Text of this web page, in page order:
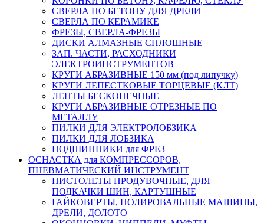
СВЕРЛА ПО БЕТОНУ ДЛЯ ДРЕЛИ
СВЕРЛА ПО КЕРАМИКЕ
ФРЕЗЫ, СВЕРЛА-ФРЕЗЫ
ДИСКИ АЛМАЗНЫЕ СПЛОШНЫЕ
ЗАП. ЧАСТИ, РАСХОДНИКИ
ЭЛЕКТРОИНСТРУМЕНТОВ
КРУГИ АБРАЗИВНЫЕ 150 мм (под липучку)
КРУГИ ЛЕПЕСТКОВЫЕ ТОРЦЕВЫЕ (КЛТ)
ЛЕНТЫ БЕСКОНЕЧНЫЕ
КРУГИ АБРАЗИВНЫЕ ОТРЕЗНЫЕ ПО
МЕТАЛЛУ
ПИЛКИ ДЛЯ ЭЛЕКТРОЛОБЗИКА
ПИЛКИ ДЛЯ ЛОБЗИКА
ПОДШИПНИКИ для ФРЕЗ
ОСНАСТКА для КОМПРЕССОРОВ,
ПНЕВМАТИЧЕСКИЙ ИНСТРУМЕНТ
ПИСТОЛЕТЫ ПРОДУВОЧНЫЕ, ДЛЯ
ПОДКАЧКИ ШИН, КАРТУШНЫЕ
ГАЙКОВЕРТЫ, ПОЛИРОВАЛЬНЫЕ МАШИНЫ,
ДРЕЛИ, ДОЛОТО